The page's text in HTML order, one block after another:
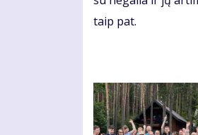
taip pat.